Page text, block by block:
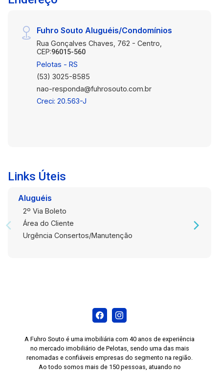
Fuhro Souto Aluguéis/Condomínios
Rua Gonçalves Chaves, 762 - Centro,
CEP:96015-560
Pelotas - RS
(53) 3025-8585
nao-responda@fuhrosouto.com.br
Creci: 20.563-J
Links Úteis
Aluguéis
2º Via Boleto
Área do Cliente
Urgência Consertos/Manutenção
A Fuhro Souto é uma imobiliária com 40 anos de experiência
no mercado imobiliário de Pelotas, sendo uma das mais
renomadas e confiáveis empresas do segmento na região.
Ao todo somos mais de 150 pessoas, atuando no